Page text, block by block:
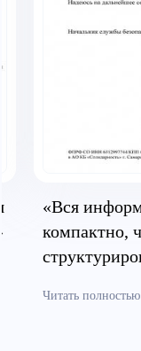
«Вся
компактно,
Читать полностью